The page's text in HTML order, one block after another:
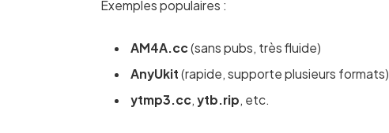
Exemples populaires :
AM4A.cc(sans pubs, très fluide)
AnyUkit (rapide, supporte plusieurs formats)
ytmp3.cc ,ytb.rip , etc.